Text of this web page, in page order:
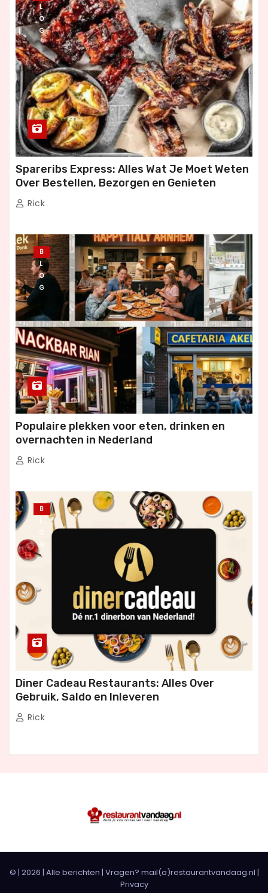
L
O
G
Spareribs Express: Alles Wat Je Moet Weten
Over Bestellen, Bezorgen en Genieten
Rick
B
L
O
G
Populaire plekken voor eten, drinken en
overnachten in Nederland
Rick
B
L
O
G
Diner Cadeau Restaurants: Alles Over
Gebruik, Saldo en Inleveren
Rick
© | 2026 | Alle berichten | Vragen? mail(a)restaurantvandaag.nl |
Privacy